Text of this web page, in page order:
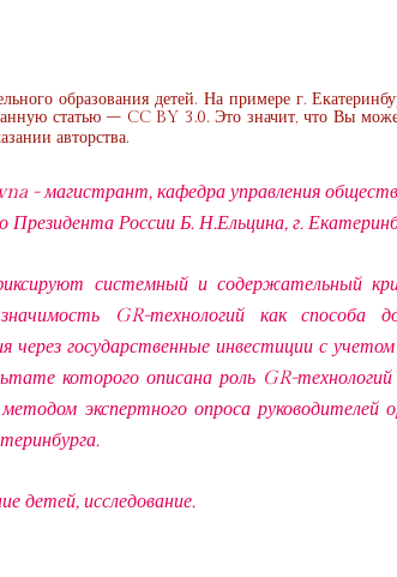
образования детей. На примере г.
статью – CC BY 3.0. Это значит, что Вы
авторства.
- магистрант, кафедра управления
России Б. Н.Ельцина, г.
системный и содержательный
GR-технологий как способа
государственные инвестиции с
которого описана роль GR-технологий
экспертного опроса руководителей
детей, исследование.